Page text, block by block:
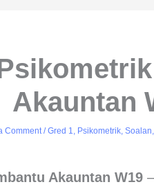
Akauntan
Comment /Gred 1, Psikometrik, Soalan,
Akauntan W19